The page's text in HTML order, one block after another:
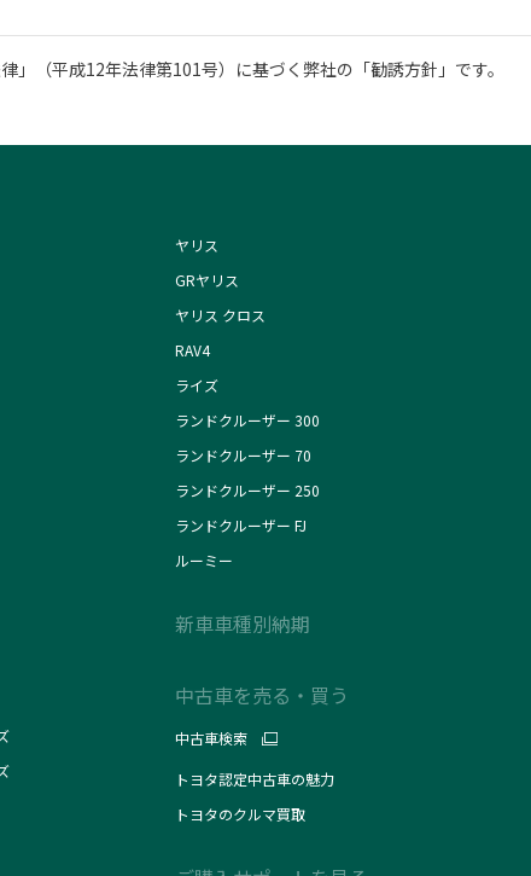
（平成12年法律第101号）に基づく弊社の「勧誘方針」です。
ヤリス
GRヤリス
ヤリス クロス
RAV4
ライズ
ランドクルーザー 300
ランドクルーザー 70
ランドクルーザー 250
ランドクルーザー FJ
ルーミー
新車車種別納期
中古車を売る・買う
中古車検索
トヨタ認定中古車の魅力
トヨタのクルマ買取